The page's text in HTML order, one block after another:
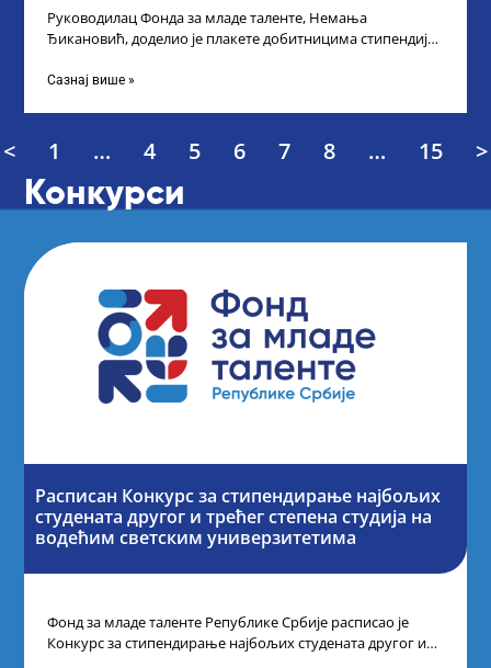
Руководилац Фонда за младе таленте, Немања
Ђикановић, доделио је плакете добитницима стипендије
Сазнај више »
< 1 … 4 5 6 7 8 … 15 >
Конкурси
Расписан Конкурс за стипендирање најбољих
студената другог и трећег степена студија на
водећим светским универзитетима
Фонд за младе таленте Републике Србије расписао је
Конкурс за стипендирање најбољих студената другог и